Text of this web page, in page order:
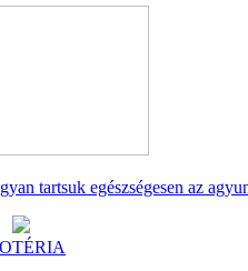
tartsuk egészségesen az